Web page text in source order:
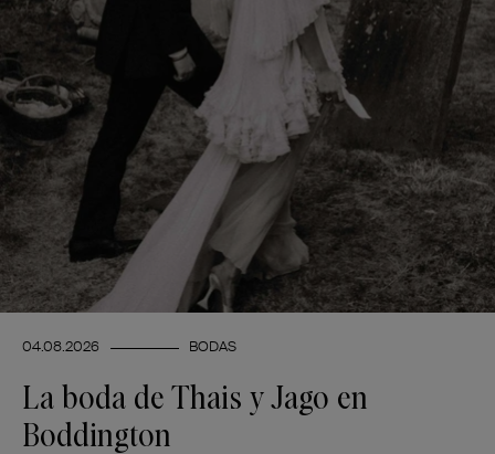
04.08.2026 BODAS
La boda de Thais y Jago en
Boddington